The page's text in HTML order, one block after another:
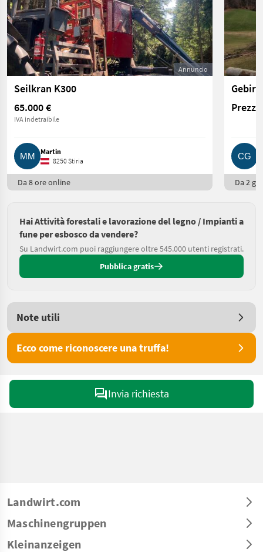
Annuncio
Seilkran K300
65.000 €
IVA indetraibile
Martin
8250 Stiria
Da 8 ore online Da 2
Hai Attività forestali e lavorazione del legno / Impianti a
fune per esbosco da vendere?
Su Landwirt.com puoi raggiungere oltre 545.000 utenti registrati.
Pubblica gratis
Note utili
Ecco come riconoscere una truffa!
Invia richiesta
Landwirt.com
Maschinengruppen
Kleinanzeigen